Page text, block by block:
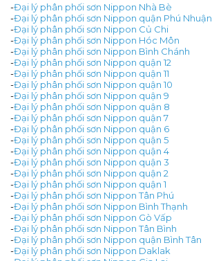
-Đại lý phân phối sơn Nippon Nhà Bè
-Đại lý phân phối sơn Nippon quận Phú Nhuận
-Đại lý phân phối sơn Nippon Củ Chi
-Đại lý phân phối sơn Nippon Hóc Môn
-Đại lý phân phối sơn Nippon Bình Chánh
-Đại lý phân phối sơn Nippon quận 12
-Đại lý phân phối sơn Nippon quận 11
-Đại lý phân phối sơn Nippon quận 10
-Đại lý phân phối sơn Nippon quận 9
-Đại lý phân phối sơn Nippon quận 8
-Đại lý phân phối sơn Nippon quận 7
-Đại lý phân phối sơn Nippon quận 6
-Đại lý phân phối sơn Nippon quận 5
-Đại lý phân phối sơn Nippon quận 4
-Đại lý phân phối sơn Nippon quận 3
-Đại lý phân phối sơn Nippon quận 2
-Đại lý phân phối sơn Nippon quận 1
-Đại lý phân phối sơn Nippon Tân Phú
-Đại lý phân phối sơn Nippon Bình Thạnh
-Đại lý phân phối sơn Nippon Gò Vấp
-Đại lý phân phối sơn Nippon Tân Bình
-Đại lý phân phối sơn Nippon quận Bình Tân
-Đại lý phân phối sơn Nippon Daklak